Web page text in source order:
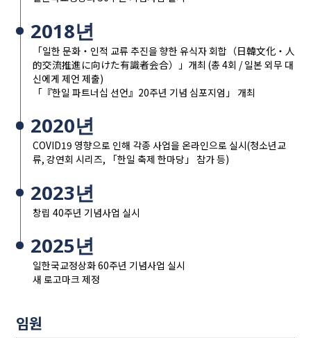
2018년
「일한 문화・인적 교류 추진을 향한 유식자 회합（日韓文化・人
的交流推進に向けた有識者会合）」개최 (총 4회 / 일본 외무 대
신에게 제언 제출)
「『한일 파트너십 선언』20주년 기념 심포지엄」 개최
2020년
COVID19 영향으로 인해 각종 사업을 온라인으로 실시(청소년교
류, 강연회 시리즈, 「한일 축제 한마당」 참가 등)
2023년
창립 40주년 기념사업 실시
2025년
일한국교정상화 60주년 기념사업 실시
새 로고마크 제정
임원